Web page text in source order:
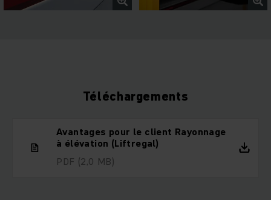
Téléchargements
Avantages pour le client Rayonnage
à élévation (Liftregal)
PDF (2,0 MB)